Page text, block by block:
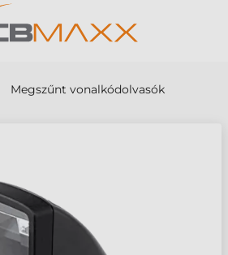
Megszűnt vonalkódolvasók